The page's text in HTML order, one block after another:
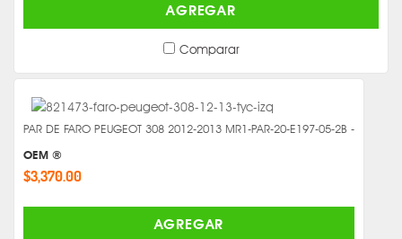
AGREGAR
Comparar
PAR DE FARO PEUGEOT 308 2012-2013 MR1-PAR-20-E197-05-2B -
OEM ®
$3,370.00
AGREGAR